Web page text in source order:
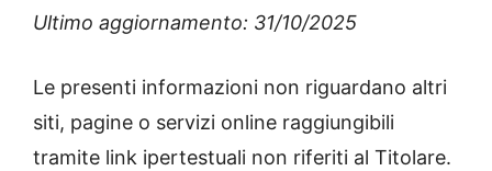
Ultimo aggiornamento: 31/10/2025
Le presenti informazioni non riguardano altri
siti, pagine o servizi online raggiungibili
tramite link ipertestuali non riferiti al Titolare.